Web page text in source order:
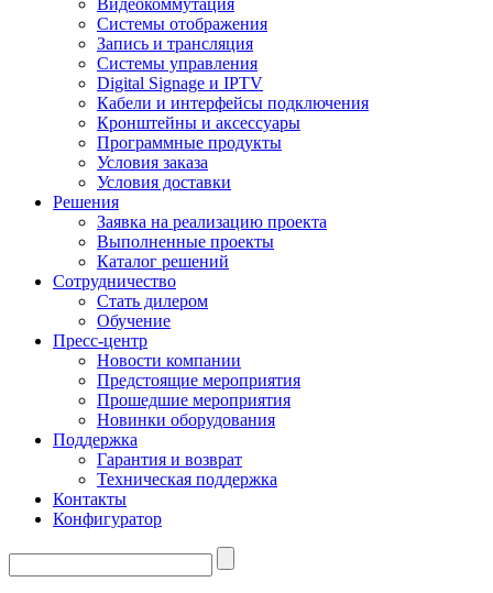
Видеокоммутация
Системы отображения
Запись и трансляция
Системы управления
Digital Signage и IPTV
Кабели и интерфейсы подключения
Кронштейны и аксессуары
Программные продукты
Условия заказа
Условия доставки
Решения
Заявка на реализацию проекта
Выполненные проекты
Каталог решений
Сотрудничество
Стать дилером
Обучение
Пресс-центр
Новости компании
Предстоящие мероприятия
Прошедшие мероприятия
Новинки оборудования
Поддержка
Гарантия и возврат
Техническая поддержка
Контакты
Конфигуратор